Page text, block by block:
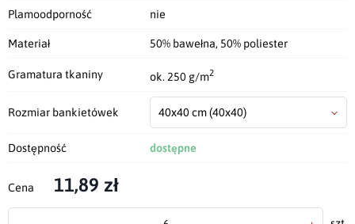
Plamoodporność nie
Materiał 50% bawełna, 50% poliester
Gramatura tkaniny ok. 250 g/m2
Rozmiar bankietówek 40x40 cm(40x40)
Dostępność dostępne
Cena 11,89 zł